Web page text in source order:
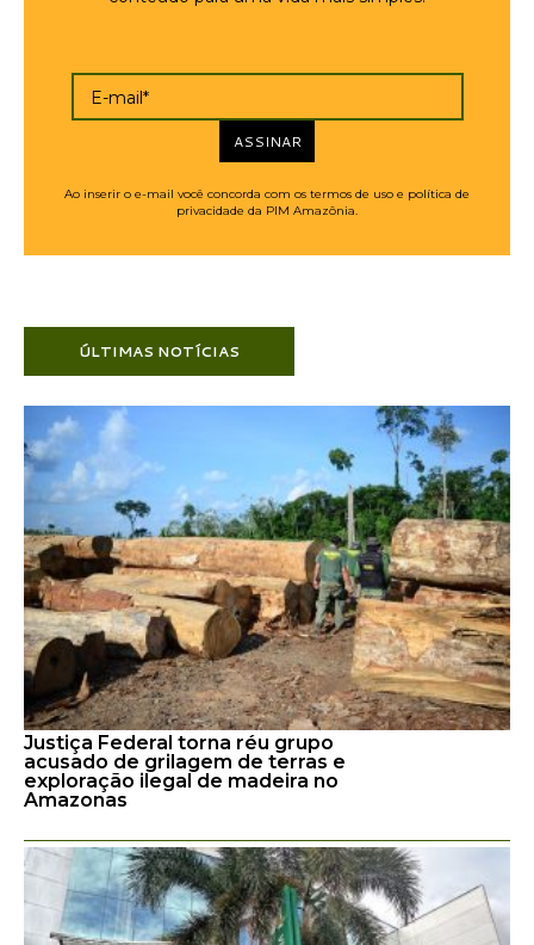
E-mail*
ASSINAR
Ao inserir o e-mail você concorda com os termos de uso e política de
privacidade da PIM Amazônia.
ÚLTIMAS NOTÍCIAS
Justiça Federal torna réu grupo
acusado de grilagem de terras e
exploração ilegal de madeira no
Amazonas